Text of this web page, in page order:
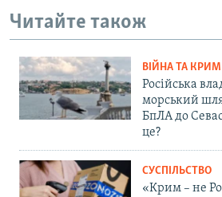
Читайте також
ВІЙНА ТА КРИМ
Російська
морський
БпЛА до
це?
СУСПІЛЬСТВО
«Крим – не